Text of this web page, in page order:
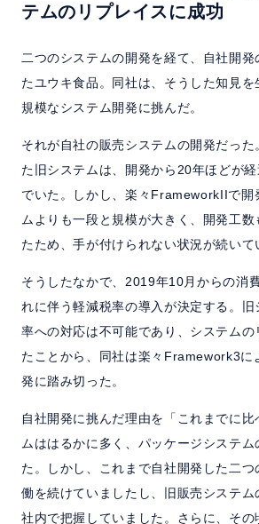
テムのリプレイスに成功
二つのシステムの開発を経て、自社開
たユウキ食品。同社は、そうした知見
規模なシステム開発に挑んだ。
それが自社の販売システムの開発だっ
た旧システムは、開発から20年ほどが
でいた。しかし、楽々FrameworkIIで開
ムよりも一段と規模が大きく、開発工
たため、手が付けられない状況が続いて
そうしたなかで、2019年10月からの消
れに伴う軽減税率の導入が決定する。
率への対応は不可能であり、システム
たことから、同社は楽々Framework3に
発に踏み切った。
自社開発に挑んだ理由を「これまでに
ムははるかに多く、パッケージシステ
た。しかし、これまで自社開発した二
働を続けていましたし、旧販売システ
社内で把握していました。さらに、そ